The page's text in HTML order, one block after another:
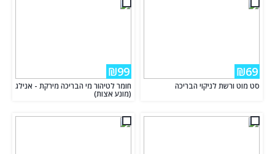
₪69
סט מוט ורשת לניקוי הבריכה
₪99
חומר לטיהור מי הבריכה מירקת - אנילג
(מונע אצות)